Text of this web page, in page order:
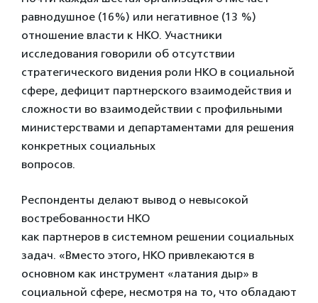
равнодушное (16%) или негативное (13 %)
отношение власти к НКО. Участники
исследования говорили об отсутствии
стратегического видения роли НКО в социальной
сфере, дефицит партнерского взаимодействия и
сложности во взаимодействии с профильными
министерствами и департаментами для решения
конкретных социальных
вопросов.
Респонденты делают вывод о невысокой
востребованности НКО
как партнеров в системном решении социальных
задач. «Вместо этого, НКО привлекаются в
основном как инструмент «латания дыр» в
социальной сфере, несмотря на то, что обладают